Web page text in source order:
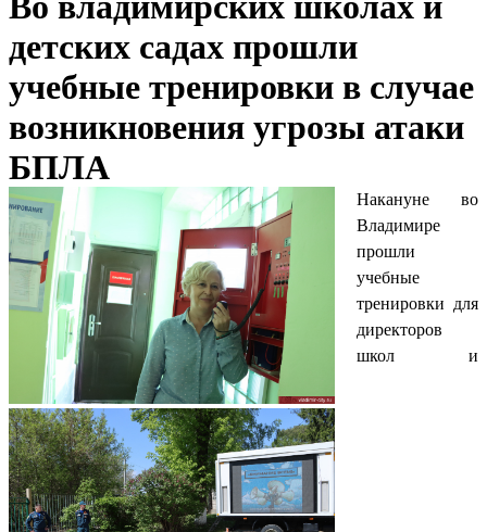
детских садах прошли
учебные тренировки в случае
возникновения угрозы атаки
БПЛА
Накануне во
Владимире
прошли
учебные
тренировки для
директоров
школ и